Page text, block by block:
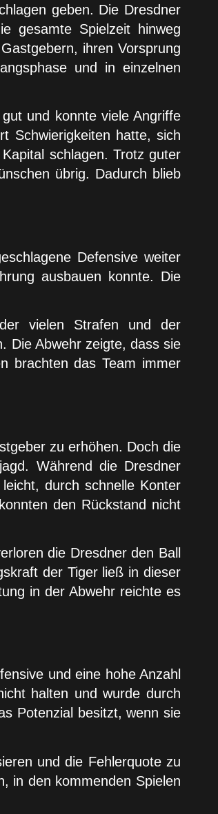
geben. Die Dresdner
gesamte Spielzeit hinweg
ihren Vorsprung
und in einzelnen
und konnte viele Angriffe
Schwierigkeiten hatte, sich
schlagen. Trotz guter
übrig. Dadurch blieb
Defensive weiter
ausbauen konnte. Die
vielen Strafen und der
Die Abwehr zeigte, dass sie
brachten das Team immer
zu erhöhen. Doch die
Während die Dresdner
durch schnelle Konter
den Rückstand nicht
die Dresdner den Ball
der Tiger ließ in dieser
in der Abwehr reichte es
und eine hohe Anzahl
halten und wurde durch
Potenzial besitzt, wenn sie
und die Fehlerquote zu
in den kommenden Spielen